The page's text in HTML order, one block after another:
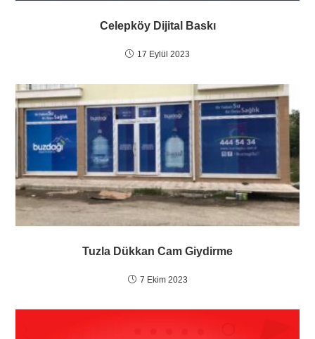
Celepköy Dijital Baskı
17 Eylül 2023
Tuzla Dükkan Cam Giydirme
7 Ekim 2023